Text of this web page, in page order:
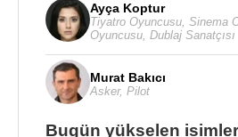
Ayça Koptur
Tiyatro Oyuncusu, Sinema
Oyuncusu, Dublaj Sanatçısı
Murat Bakıcı
Asker, Pilot
Bugün yükselen isimler